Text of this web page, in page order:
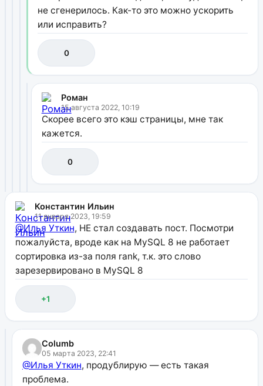
не сгенерилось. Как-то это можно ускорить
или исправить?
0
Роман
15 августа 2022, 10:19
Скорее всего это кэш страницы, мне так
кажется.
0
Константин Ильин
11 января 2023, 19:59
@Илья Уткин, НЕ стал создавать пост. Посмотри
пожалуйста, вроде как на MySQL 8 не работает
сортировка из-за поля rank, т.к. это слово
зарезервировано в MySQL 8
+1
Columb
05 марта 2023, 22:41
@Илья Уткин, продублирую — есть такая
проблема.